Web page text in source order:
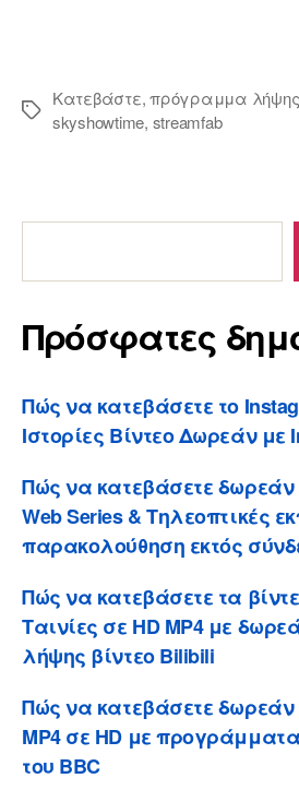
Ετικέτες
Κατεβάστε,πρόγραμμα λήψης
skyshowtime, streamfab
Πρόσφατες
Πρόσφατες
Πώς να κατεβάσετε το
Ιστορίες Βίντεο Δωρεάν με
Πώς να κατεβάσετε δωρεάν
Web Series & Τηλεοπτικές
παρακολούθηση εκτός
Πώς να κατεβάσετε τα
Ταινίες σε HD MP4 με
λήψης βίντεο Bilibili
Πώς να κατεβάσετε δωρεάν
MP4 σε HD με
του BBC